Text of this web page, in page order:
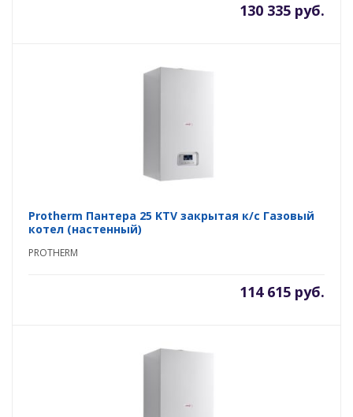
130 335 руб.
Protherm Пантера 25 KTV закрытая к/с Газовый
котел (настенный)
PROTHERM
114 615 руб.